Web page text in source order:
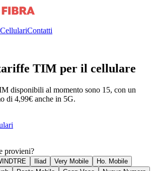
Contatti
TIM per il cellulare
disponibili al momento sono 15, con un
di 4,99€ anche in 5G.
provieni?
Iliad Very Mobile
Ho. Mobile